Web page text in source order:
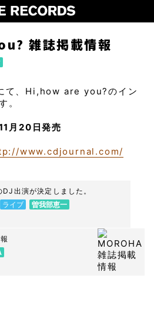
雑誌掲載情報
て、Hi,how are you?のイン
。
月20日発売
www.cdjournal.com/
出演が決定しました。
ライブ 曽我部恵一